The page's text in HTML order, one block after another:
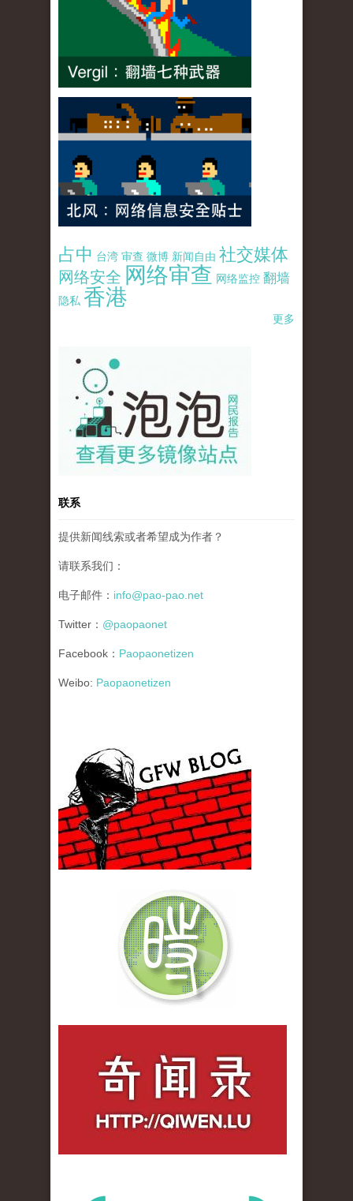
占中 台湾 审查 微博 新闻自由 社交媒体
网络安全 网络审查 网络监控 翻墙
隐私 香港
更多
pao-pao-banner-mirror-site-120814.jpg
联系
提供新闻线索或者希望成为作者？
请联系我们：
电子邮件： info@pao-pao.net
Twitter： @paopaonet
Facebook： Paopaonetizen
Weibo: Paopaonetizen
gfw_blog_small.jpg